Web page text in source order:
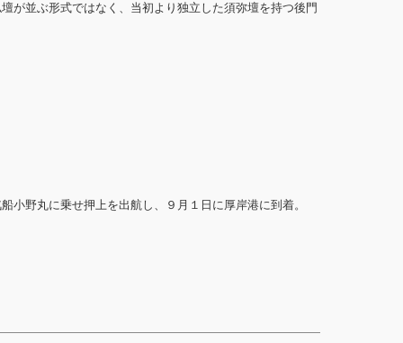
が並ぶ形式ではなく、当初より独立した須弥壇を持つ後門
野丸に乗せ押上を出航し、９月１日に厚岸港に到着。